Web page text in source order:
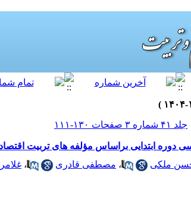
جلد ۴۱ شماره ۳ صفحات ۱۳۰-۱۱۱
دوره ابتدایی براساس مؤلفه های تربیت
ملکی ، مصطفی قادری ،